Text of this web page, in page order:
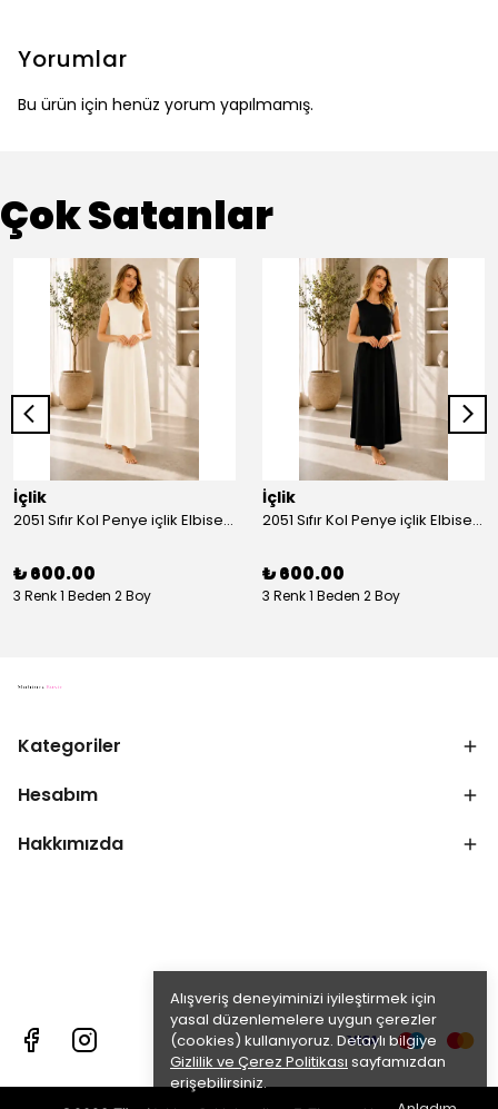
Alışveriş deneyiminizi iyileştirmek için
yasal düzenlemelere uygun çerezler
(cookies) kullanıyoruz. Detaylı bilgiye
Gizlilik ve Çerez Politikası sayfamızdan
erişebilirsiniz.
Yorumlar
Bu ürün için henüz yorum yapılmamış.
Çok Satanlar
İçlik
2051 Sıfır Kol Penye içlik Elbise - Ekru
₺ 600.00
3 Renk 1 Beden 2 Boy
İçlik
2051 Sıfır Kol Penye içlik Elbise - Siyah
₺ 600.00
3 Renk 1 Beden 2 Boy
Kategoriler
Hesabım
Hakkımızda